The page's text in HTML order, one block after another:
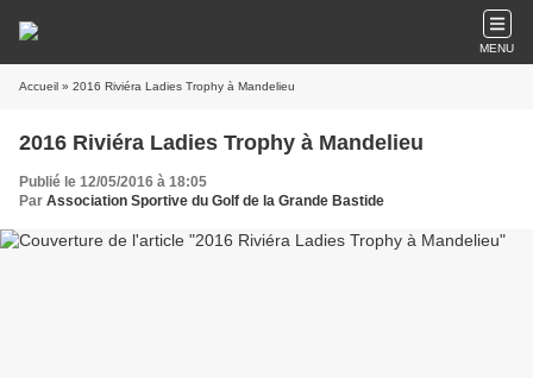
MENU
Accueil » 2016 Riviéra Ladies Trophy à Mandelieu
2016 Riviéra Ladies Trophy à Mandelieu
Publié le 12/05/2016 à 18:05
Par Association Sportive du Golf de la Grande Bastide